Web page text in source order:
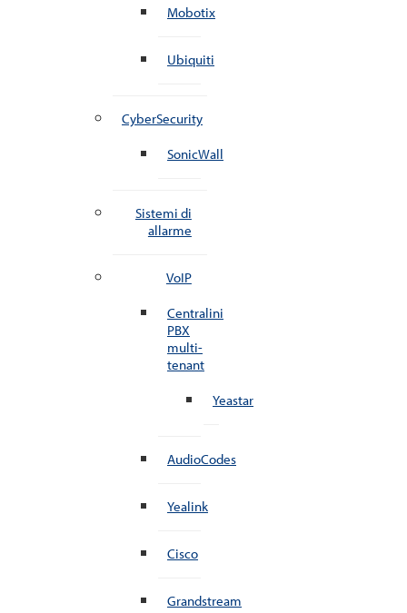
Mobotix
Ubiquiti
CyberSecurity
SonicWall
Sistemi di
allarme
VoIP
Centralini
PBX
multi-
tenant
Yeastar
AudioCodes
Yealink
Cisco
Grandstream